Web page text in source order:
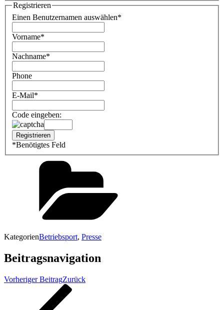
Registrieren
Einen Benutzernamen auswählen*
Vorname*
Nachname*
Phone
E-Mail*
Code eingeben:
*Benötigtes Feld
KategorienBetriebsport, Presse
Beitragsnavigation
Vorheriger BeitragZurück